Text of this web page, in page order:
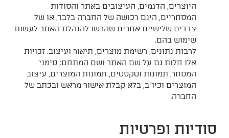
היוצרים, הדגמים, העיצובים באתר והסודות
המסחריים, הינם רכושה של החברה בלבד, או של
צדדים שלישיים אחרים שהרשו להנהלת האתר לעשות
שימוש בהם.
לרבות נתונים, רשימת מוצרים, תיאור ועיצוב. זכויות
אלו חלות גם על שם האתר ושם המתחם: סימני
המסחר, תמונות וטקסטים, תמונות המוצרים, עיצוב
המוצרים וכיו"ב, בלא קבלת אישור מראש ובכתב של
החברה.
סודיות ופרטיות